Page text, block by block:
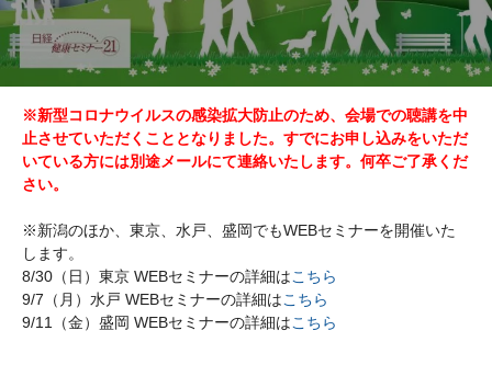
※新型コロナウイルスの感染拡大防止のため、会場での聴講を中
止させていただくこととなりました。すでにお申し込みをいただ
いている方には別途メールにて連絡いたします。何卒ご了承くだ
さい。
※新潟のほか、東京、水戸、盛岡でもWEBセミナーを開催いた
します。
8/30（日）東京 WEBセミナーの詳細はこちら
9/7（月）水戸 WEBセミナーの詳細はこちら
9/11（金）盛岡 WEBセミナーの詳細はこちら